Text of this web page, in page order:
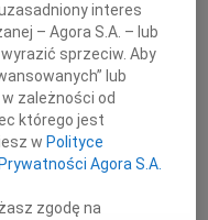
wydawnictwa
współczucia
z powodu śmierci
interes
– Agora S.A. – lub
sprzeciw. Aby
lub
zależności od
którego jest
w Polityce
Agora S.A.
zgodę na